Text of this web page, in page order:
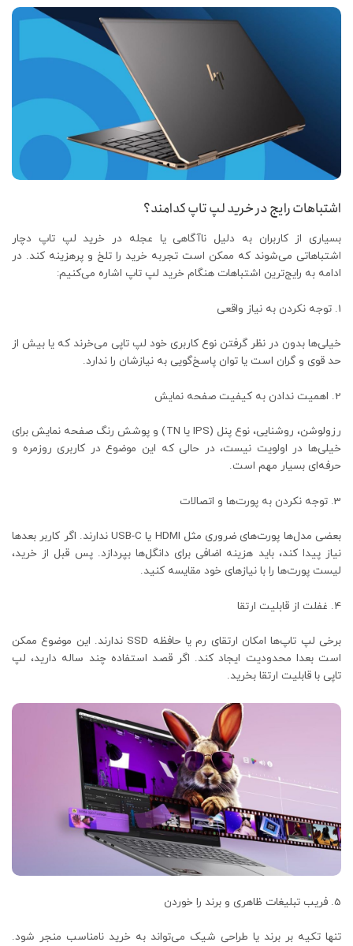
اشتباهات رایج در خرید لپ‌ تاپ کدامند؟
بسیاری از کاربران به دلیل ناآگاهی یا عجله در خرید لپ‌ تاپ دچار
اشتباهاتی می‌شوند که ممکن است تجربه‌ خرید را تلخ و پرهزینه کند. در
ادامه به رایج‌ترین اشتباهات هنگام خرید لپ‌ تاپ اشاره می‌کنیم:
توجه نکردن به نیاز واقعی
خیلی‌ها بدون در نظر گرفتن نوع کاربری خود لپ‌ تاپی می‌خرند که یا بیش از
حد قوی و گران است یا توان پاسخ‌گویی به نیازشان را ندارد.
اهمیت ندادن به کیفیت صفحه‌ نمایش
رزولوشن، روشنایی، نوع پنل (IPS یا TN) و پوشش رنگ صفحه‌ نمایش برای
خیلی‌ها در اولویت نیست، در حالی‌ که این موضوع در کاربری روزمره و
حرفه‌ای بسیار مهم است.
توجه نکردن به پورت‌ها و اتصالات
بعضی مدل‌ها پورت‌های ضروری مثل HDMI یا USB-C ندارند. اگر کاربر بعدها
نیاز پیدا کند، باید هزینه‌ اضافی برای دانگل‌ها بپردازد. پس قبل از خرید،
لیست پورت‌ها را با نیازهای خود مقایسه کنید.
غفلت از قابلیت ارتقا
برخی لپ‌ تاپ‌ها امکان ارتقای رم یا حافظه SSD ندارند. این موضوع ممکن
است بعدا محدودیت ایجاد کند. اگر قصد استفاده چند ساله دارید، لپ‌
تاپی با قابلیت ارتقا بخرید.
فریب تبلیغات ظاهری و برند را خوردن
تنها تکیه بر برند یا طراحی شیک می‌تواند به خرید نامناسب منجر شود.